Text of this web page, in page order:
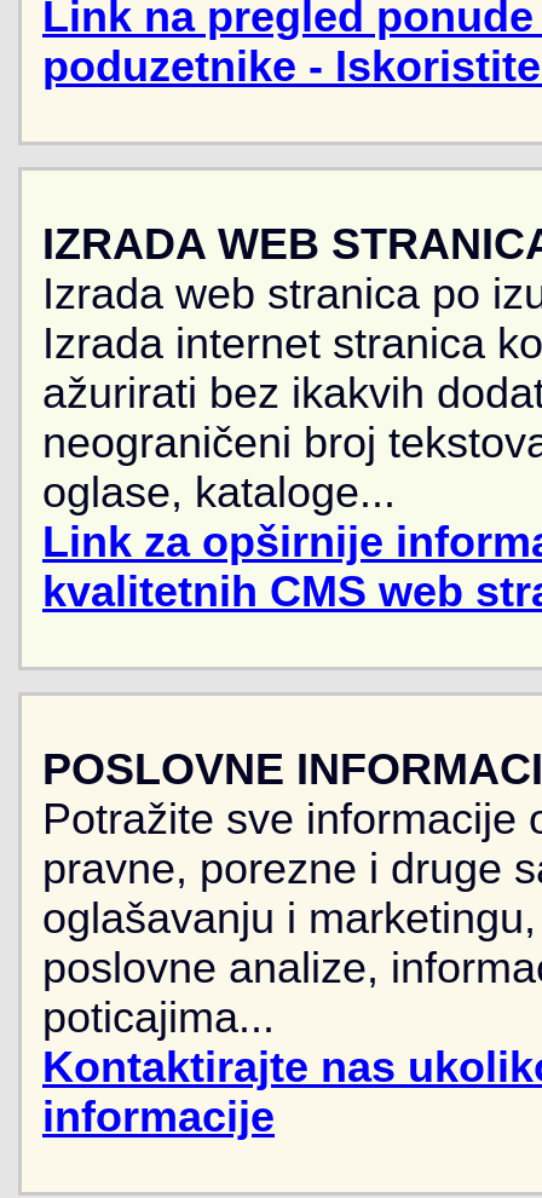
Link na pregled
poduzetnike -
IZRADA WEB
Izrada web stranica po
Izrada internet stranica
ažurirati bez ikakvih
neograničeni broj
oglase, kataloge...
Link za opširnije
kvalitetnih CMS web
POSLOVNE
Potražite sve informacije
pravne, porezne i druge
oglašavanju i
poslovne analize,
poticajima...
Kontaktirajte nas
informacije